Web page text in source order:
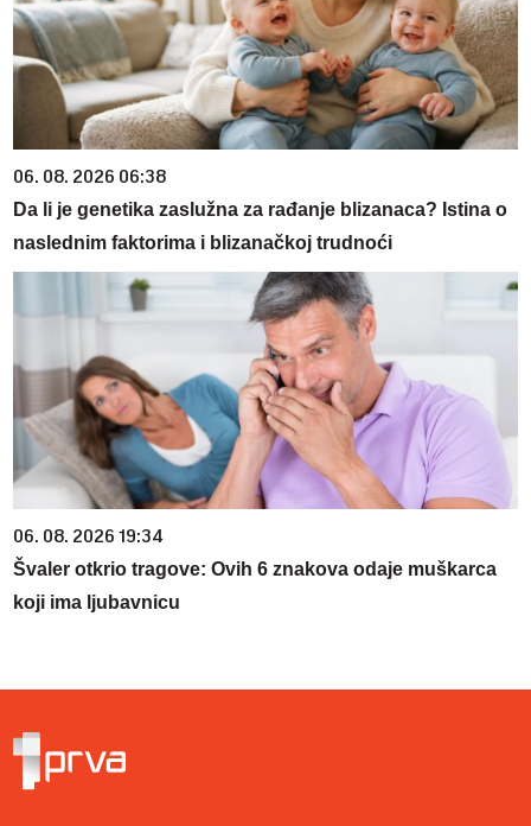
06. 08. 2026 06:38
Da li je genetika zaslužna za rađanje blizanaca? Istina o
naslednim faktorima i blizanačkoj trudnoći
06. 08. 2026 19:34
Švaler otkrio tragove: Ovih 6 znakova odaje muškarca
koji ima ljubavnicu